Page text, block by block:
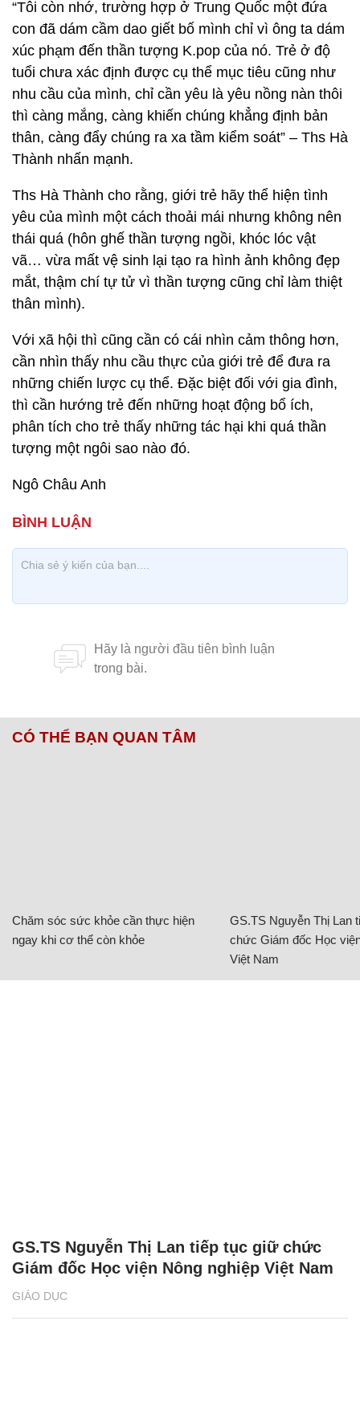
“Tôi còn nhớ, trường hợp ở Trung Quốc một đứa
con đã dám cầm dao giết bố mình chỉ vì ông ta dám
xúc phạm đến thần tượng K.pop của nó. Trẻ ở độ
tuổi chưa xác định được cụ thể mục tiêu cũng như
nhu cầu của mình, chỉ cần yêu là yêu nồng nàn thôi
thì càng mắng, càng khiến chúng khẳng định bản
thân, càng đẩy chúng ra xa tầm kiểm soát” – Ths Hà
Thành nhấn mạnh.
Ths Hà Thành cho rằng, giới trẻ hãy thể hiện tình
yêu của mình một cách thoải mái nhưng không nên
thái quá (hôn ghế thần tượng ngồi, khóc lóc vật
vã… vừa mất vệ sinh lại tạo ra hình ảnh không đẹp
mắt, thậm chí tự tử vì thần tượng cũng chỉ làm thiệt
thân mình).
Với xã hội thì cũng cần có cái nhìn cảm thông hơn,
cần nhìn thấy nhu cầu thực của giới trẻ để đưa ra
những chiến lược cụ thể. Đặc biệt đối với gia đình,
thì cần hướng trẻ đến những hoạt động bổ ích,
phân tích cho trẻ thấy những tác hại khi quá thần
tượng một ngôi sao nào đó.
Ngô Châu Anh
CÓ THỂ BẠN QUAN TÂM
Chăm sóc sức khỏe cần thực hiện
ngay khi cơ thể còn khỏe
GS.TS Nguyễn Thị Lan
chức Giám đốc Học
Việt Nam
GIÁO DỤC
GS.TS Nguyễn Thị Lan tiếp tục giữ chức
Giám đốc Học viện Nông nghiệp Việt Nam